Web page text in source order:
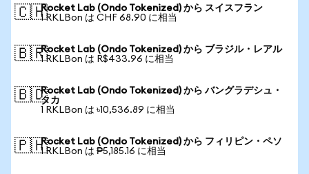
🇨🇭Rocket Lab (Ondo Tokenized) から スイスフラン
1 RKLBon は CHF 68.90 に相当
🇧🇷Rocket Lab (Ondo Tokenized) から ブラジル・レアル
1 RKLBon は R$433.96 に相当
🇧🇩Rocket Lab (Ondo Tokenized) から バングラデシュ・
タカ
1 RKLBon は ৳10,536.89 に相当
🇵🇭Rocket Lab (Ondo Tokenized) から フィリピン・ペソ
1 RKLBon は ₱5,185.16 に相当